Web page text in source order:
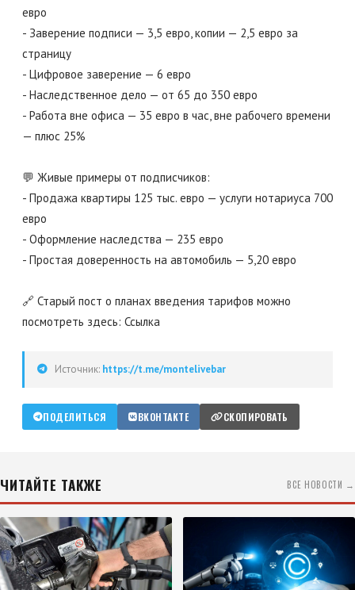
евро
- Заверение подписи — 3,5 евро, копии — 2,5 евро за
страницу
- Цифровое заверение — 6 евро
- Наследственное дело — от 65 до 350 евро
- Работа вне офиса — 35 евро в час, вне рабочего времени
— плюс 25%
💬 Живые примеры от подписчиков:
- Продажа квартиры 125 тыс. евро — услуги нотариуса 700
евро
- Оформление наследства — 235 евро
- Простая доверенность на автомобиль — 5,20 евро
🔗 Старый пост о планах введения тарифов можно
посмотреть здесь: Ссылка
Источник: https://t.me/montelivebar
ПОДЕЛИТЬСЯ ВКОНТАКТЕ СКОПИРОВАТЬ
ЧИТАЙТЕ ТАКЖЕ ВСЕ НОВОСТИ →